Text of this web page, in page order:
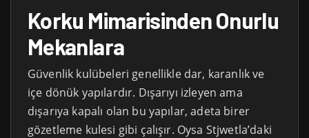
Korku Mimarisinden Onurlu
Mekanlara
Güvenlik kulübeleri genellikle dar, karanlık ve
içe dönük yapılardır. Dışarıyı izleyen ama
dışarıya kapalı olan bu yapılar, adeta birer
gözetleme kulesi gibi çalışır. Oysa Stjwetla’daki